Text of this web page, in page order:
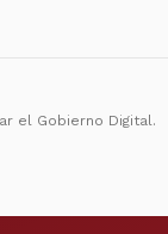
el Gobierno Digital.